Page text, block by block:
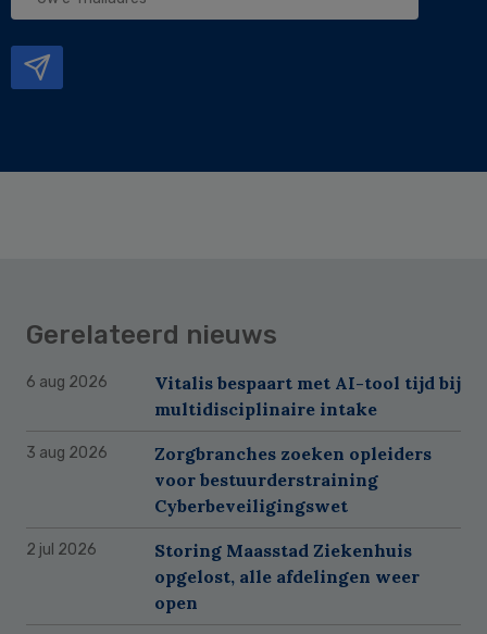
Gerelateerd nieuws
6 aug 2026
Vitalis bespaart met AI-tool tijd bij
multidisciplinaire intake
3 aug 2026
Zorgbranches zoeken opleiders
voor bestuurderstraining
Cyberbeveiligingswet
2 jul 2026
Storing Maasstad Ziekenhuis
opgelost, alle afdelingen weer
open